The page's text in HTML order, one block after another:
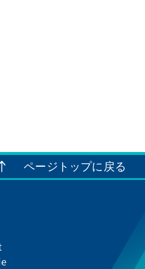
ページトップに戻る